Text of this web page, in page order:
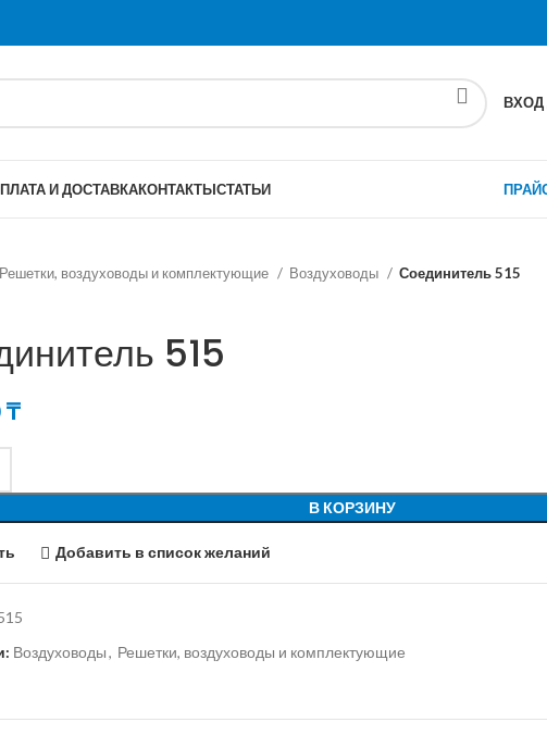
ВХОД
И ДОСТАВКАКОНТАКТЫСТАТЬИ
Решетки, воздуховоды и комплектующие Воздуховоды Соединитель 515
515
₸
В КОРЗИНУ
Добавить в список желаний
Воздуховоды, Решетки, воздуховоды и комплектующие